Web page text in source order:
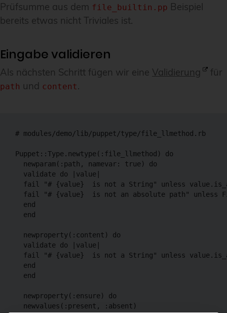
Prüfsumme aus dem file_builtin.pp Beispiel
bereits etwas nicht Triviales ist.
Eingabe validieren
Als nächsten Schritt fügen wir eine Validierung für
path und content.
# modules/demo/lib/puppet/type/file_llmethod.rb
Puppet::Type.newtype(:file_llmethod) do
  newparam(:path, namevar: true) do
  validate do |value|
fail "# {value}  is not a String" unless
fail "# {value}  is not an absolute path" unless
  end
  end
  newproperty(:content) do
  validate do |value|
fail "# {value}  is not a String" unless
  end
  end
  newproperty(:ensure) do
  newvalues(:present, :absent)